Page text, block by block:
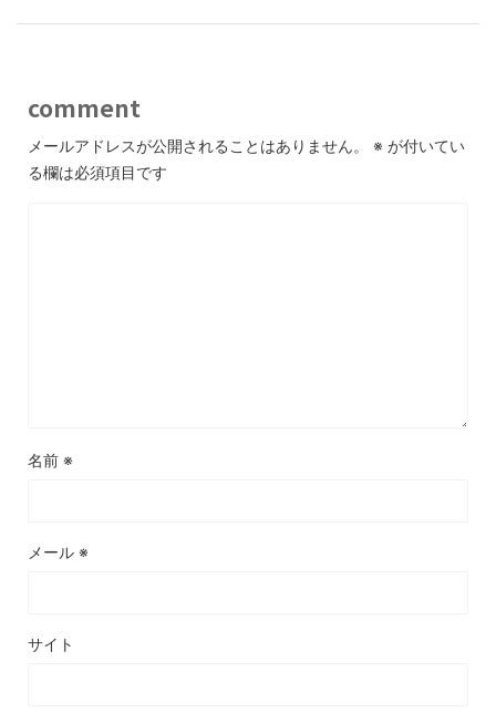
comment
メールアドレスが公開されることはありません。 ※ が付いてい
る欄は必須項目です
名前 ※
メール ※
サイト